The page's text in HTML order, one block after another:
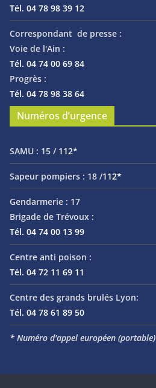
Tél. 04 78 98 39 12
Correspondant de presse :
Voie de l'Ain :
Tél. 04 74 00 69 84
Progrès :
Tél. 04 78 98 38 64
Numéros d’urgence
SAMU : 15 / 112*
Sapeur pompiers : 18 /112*
Gendarmerie : 17
Brigade de Trévoux :
Tél. 04 74 00 13 99
Centre anti poison :
Tél. 04 72 11 69 11
Centre des grands brulés Lyon:
Tél. 04 78 61 89 50
* Numéro d'appel européen (portable)